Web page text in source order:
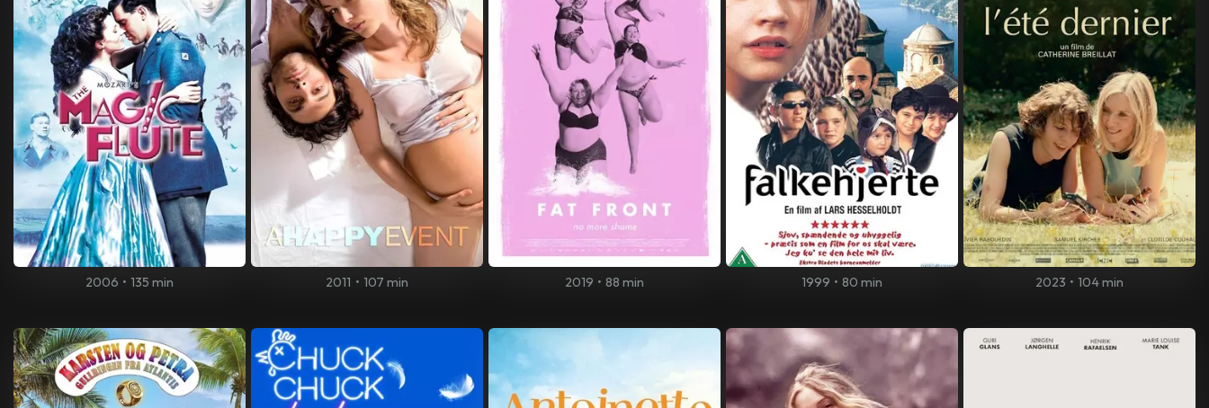
2006 • 135 min 2011 • 107 min 2019 • 88 min 1999 • 80 min 2023 • 104 min